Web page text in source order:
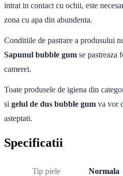
intrat in contact cu ochii, este
zona cu apa din abundenta.
Conditiile de pastrare a produsului
Sapunul bubble gum se pastreaza
camerei.
Toate produsele de igiena din
si gelul de dus bubble gum va vor
asteptati.
Specificatii
Tip piele Normala